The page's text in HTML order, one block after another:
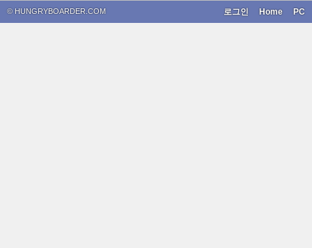
© HUNGRYBOARDER.COM PC
Home
로그인